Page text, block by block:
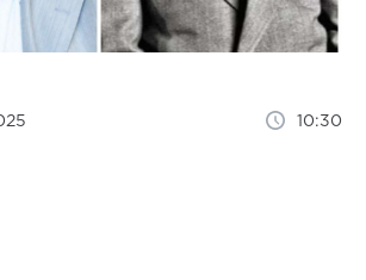
10:30